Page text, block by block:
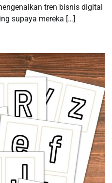
tren bisnis digital
supaya mereka […]